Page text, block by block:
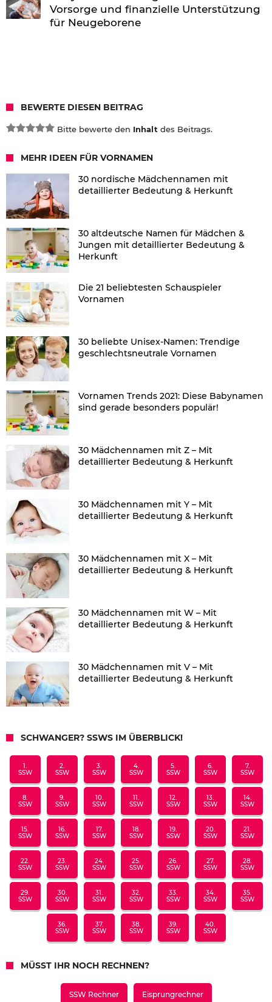
Vorsorge und finanzielle Unterstützung
für Neugeborene
BEWERTE DIESEN BEITRAG
Bitte bewerte den Inhalt des Beitrags.
MEHR IDEEN FÜR VORNAMEN
30 nordische Mädchennamen mit
detaillierter Bedeutung & Herkunft
30 altdeutsche Namen für Mädchen &
Jungen mit detaillierter Bedeutung &
Herkunft
Die 21 beliebtesten Schauspieler
Vornamen
30 beliebte Unisex-Namen: Trendige
geschlechtsneutrale Vornamen
Vornamen Trends 2021: Diese Babynamen
sind gerade besonders populär!
30 Mädchennamen mit Z – Mit
detaillierter Bedeutung & Herkunft
30 Mädchennamen mit Y – Mit
detaillierter Bedeutung & Herkunft
30 Mädchennamen mit X – Mit
detaillierter Bedeutung & Herkunft
30 Mädchennamen mit W – Mit
detaillierter Bedeutung & Herkunft
30 Mädchennamen mit V – Mit
detaillierter Bedeutung & Herkunft
SCHWANGER? SSWS IM ÜBERBLICK!
1.
SSW
2.
SSW
3.
SSW
4.
SSW
5.
SSW
6.
SSW
7.
SSW
8.
SSW
9.
SSW
10.
SSW
11.
SSW
12.
SSW
13.
SSW
14.
SSW
15.
SSW
16.
SSW
17.
SSW
18.
SSW
19.
SSW
20.
SSW
21.
SSW
22.
SSW
23.
SSW
24.
SSW
25.
SSW
26.
SSW
27.
SSW
28.
SSW
29.
SSW
30.
SSW
31.
SSW
32.
SSW
33.
SSW
34.
SSW
35.
SSW
36.
SSW
37.
SSW
38.
SSW
39.
SSW
40.
SSW
MÜSST IHR NOCH RECHNEN?
SSW Rechner Eisprungrechner